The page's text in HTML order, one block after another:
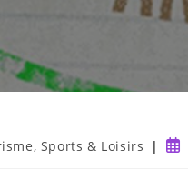
Sports & Loisirs